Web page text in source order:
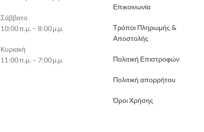
Σάββατο
10:00 π.μ. – 8:00 μ.μ.
Κυριακή
11:00 π.μ. – 7:00 μ.μ.
Επικοινωνία
Τρόποι Πληρωμής &
Αποστολής
Πολιτική Επιστροφών
Πολιτική απορρήτου
Όροι Χρήσης